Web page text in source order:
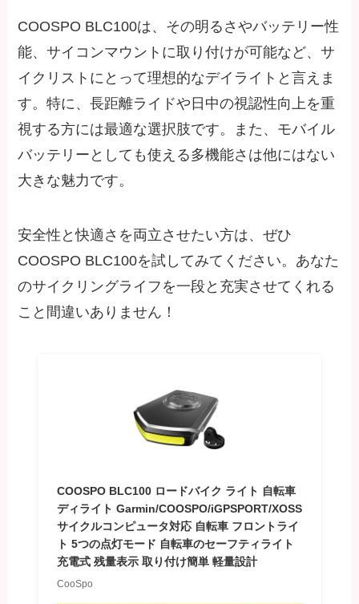
COOSPO BLC100は、その明るさやバッテリー性
能、サイコンマウントに取り付けが可能など、サ
イクリストにとって理想的なデイライトと言えま
す。特に、長距離ライドや日中の視認性向上を重
視する方には最適な選択肢です。また、モバイル
バッテリーとしても使える多機能さは他にはない
大きな魅力です。
安全性と快適さを両立させたい方は、ぜひ
COOSPO BLC100を試してみてください。あなた
のサイクリングライフを一段と充実させてくれる
こと間違いありません！
COOSPO BLC100 ロードバイク ライト 自転車
ディライト Garmin/COOSPO/iGPSPORT/XOSS
サイクルコンピュータ対応 自転車 フロントライ
ト 5つの点灯モード 自転車のセーフティライト
充電式 残量表示 取り付け簡単 軽量設計
CooSpo